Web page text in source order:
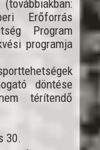
Erőforrás
Program
programja
döntése
térítendő
30.